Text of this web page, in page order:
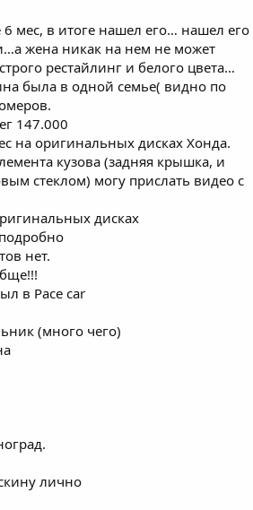
мес, в итоге нашел его… нашел его
жена никак на нем не может
рестайлинг и белого цвета…
была в одной семье( видно по
147.000
на оригинальных дисках Хонда.
кузова (задняя крышка, и
стеклом) могу прислать видео с
дисках
нет.
в Pace car
(много чего)
лично